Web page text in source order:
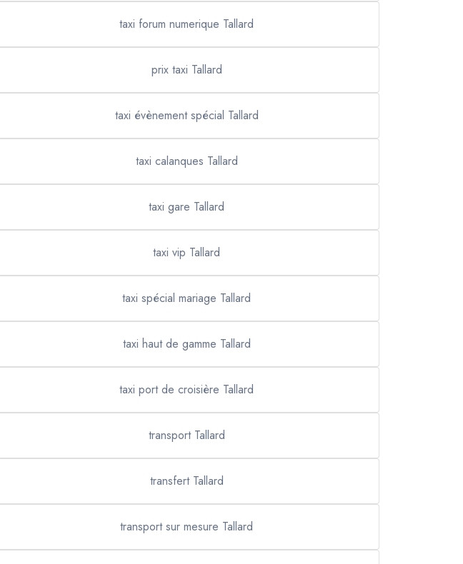
taxi forum numerique Tallard
prix taxi Tallard
taxi évènement spécial Tallard
taxi calanques Tallard
taxi gare Tallard
taxi vip Tallard
taxi spécial mariage Tallard
taxi haut de gamme Tallard
taxi port de croisière Tallard
transport Tallard
transfert Tallard
transport sur mesure Tallard